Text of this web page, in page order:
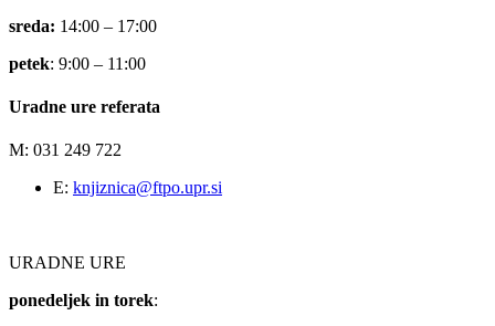
sreda: 14:00 – 17:00
petek: 9:00 – 11:00
Uradne ure referata
M: 031 249 722
E: knjiznica@ftpo.upr.si
URADNE URE
ponedeljek in torek: